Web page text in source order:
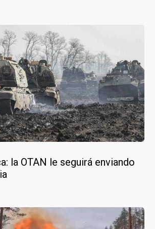
la OTAN le seguirá enviando